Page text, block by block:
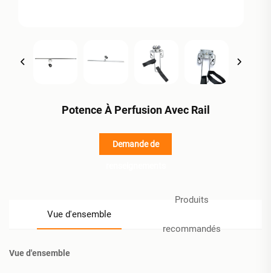
Potence À Perfusion Avec Rail
Demande de
Vue d'ensemble
Produits
recommandés
Vue d'ensemble